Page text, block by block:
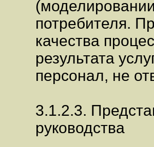
потребителя.
качества
результата
персонал, не
3.1.2.3.
руководства